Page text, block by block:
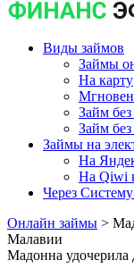
Виды займов
Займы
На карту
Займ
Займ без
Займы на
На
На Qiwi
Через
Онлайн займы >
Малавии
Мадонна удочерила